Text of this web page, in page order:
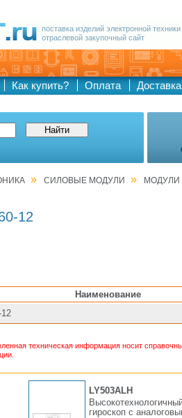
поставка изделий электронной техники
отраслевой закупочный сайт
Как купить? Оплата Доставка
» СИЛОВЫЕ МОДУЛИ » МОДУЛИ
12
Наименование
техническая информация носит
LY503ALH
гироскоп с